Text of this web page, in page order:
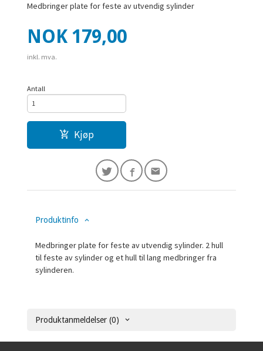
Medbringer plate for feste av utvendig sylinder
Pris
NOK 179,00
inkl. mva.
Antall
Kjøp
Produktinfo
Medbringer plate for feste av utvendig sylinder. 2 hull
til feste av sylinder og et hull til lang medbringer fra
sylinderen.
Produktanmeldelser (0)